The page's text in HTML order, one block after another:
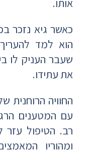
אותו.
כאשר גיא נזכר
הוא למד
שעבר העניק לו
את עתידו.
החוויה הרוחנית
עם המטענים
רב. הטיפול עזר
ומהוריו